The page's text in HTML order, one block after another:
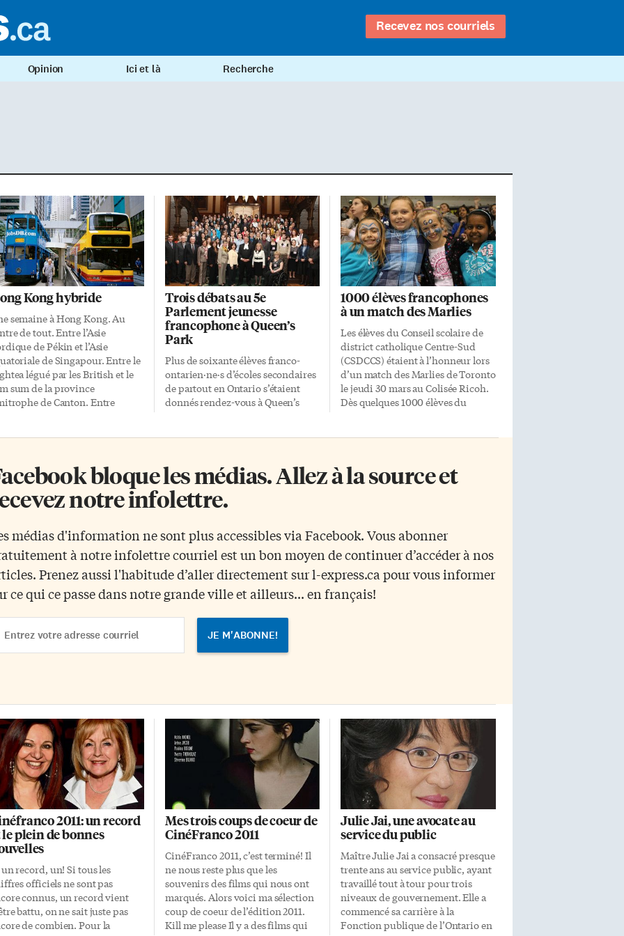
Recevez nos courriels
Opinion Ici et là Recherche
Kong hybride
semaine à Hong Kong. Au
de tout. Entre l’Asie
de Pékin et l’Asie
de Singapour. Entre le
légué par les British et le
sum de la province
de Canton. Entre
une semaine d’états
Hypnotisés par les
de verre et d’acier de l’île
urbaine sans
les Occidentaux savent
que l’île de Hong Kong
forme qu’une très petite partie
la Special […]
Trois débats au 5e
Parlement jeunesse
francophone à Queen’s
Park
Plus de soixante élèves franco-
ontarien·ne·s d’écoles secondaires
de partout en Ontario s’étaient
donnés rendez-vous à Queen’s
ces élèves à apprendre les rouages
du système politique ontarien, et
ce, complètement en français. Les
rencontrer plusieurs député·e·s et
ministres provinciaux lors d’une
réception d’honneur. « Les jeunes
doivent réaliser qu’il est
important d’avoir des
politicien·ne·s de langue française
ontarienne et pour assurer son
épanouissement […]
1000 élèves francophones
à un match des Marlies
Les élèves du Conseil scolaire de
district catholique Centre-Sud
(CSDCCS) étaient à l’honneur lors
d’un match des Marlies de Toronto
le jeudi 30 mars au Colisée Ricoh.
Dès quelques 1000 élèves du
l’École élémentaire catholique
Sainte-Marie de Oakville a ainsi
secondaire catholique Renaissance
(Aurora) se trouvaient au côté des
joueurs des Marlies sur la glace et
que des élèves de l’École
secondaire catholique Père-René-
de-Galinée (Cambridge) tenaient
bloque les médias. Allez à la source et
notre infolettre.
médias d'information ne sont plus accessibles via Facebook. Vous abonner
à notre infolettre courriel est un bon moyen de continuer d’accéder à nos
Prenez aussi l'habitude d’aller directement sur l-express.ca pour vous informer
ce qui ce passe dans notre grande ville et ailleurs... en français!
2011: un record
le plein de bonnes
record, un! Si tous les
officiels ne sont pas
connus, un record vient
battu, on ne sait juste pas
de combien. Pour la
Mes trois coups de coeur de
CinéFranco 2011
CinéFranco 2011, c’est terminé! Il
ne nous reste plus que les
souvenirs des films qui nous ont
marqués. Alors voici ma sélection
coup de coeur de l’édition 2011.
Kill me please Il y a des films qui
Julie Jai, une avocate au
service du public
Maître Julie Jai a consacré presque
trente ans au service public, ayant
travaillé tout à tour pour trois
niveaux de gouvernement. Elle a
commencé sa carrière à la
Fonction publique de l’Ontario en